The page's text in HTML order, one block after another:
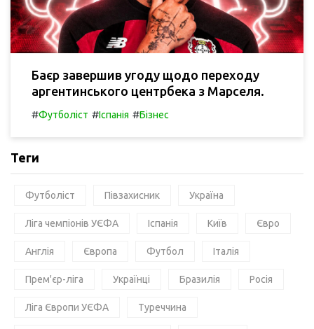
Баєр завершив угоду щодо переходу
аргентинського центрбека з Марселя.
#Футболіст #Іспанія #Бізнес
Теги
Футболіст Півзахисник Україна
Ліга чемпіонів УЄФА Іспанія Київ Євро
Англія Європа Футбол Італія
Прем'єр-ліга Українці Бразилія Росія
Ліга Європи УЄФА Туреччина